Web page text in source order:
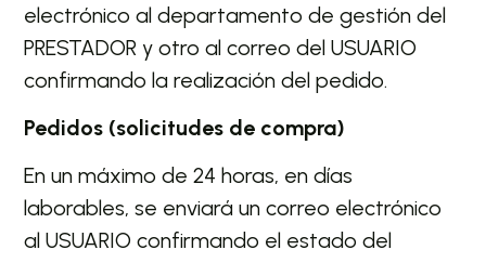
electrónico al departamento de gestión del
PRESTADOR y otro al correo del USUARIO
confirmando la realización del pedido.
Pedidos (solicitudes de compra)
En un máximo de 24 horas, en días
laborables, se enviará un correo electrónico
al USUARIO confirmando el estado del